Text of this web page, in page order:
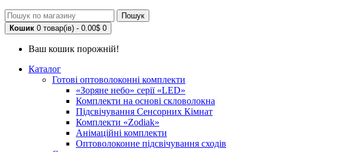
Пошук
Кошик 0 товар(ів) - 0.00$ 0
Ваш кошик порожній!
Каталог
Готові оптоволоконні комплекти
«Зоряне небо» серії «LED»
Комплекти на основі скловолокна
Підсвічування Сенсорних Кімнат
Комплекти «Zodiak»
Анімаційні комплекти
Оптоволоконне підсвічування сходів